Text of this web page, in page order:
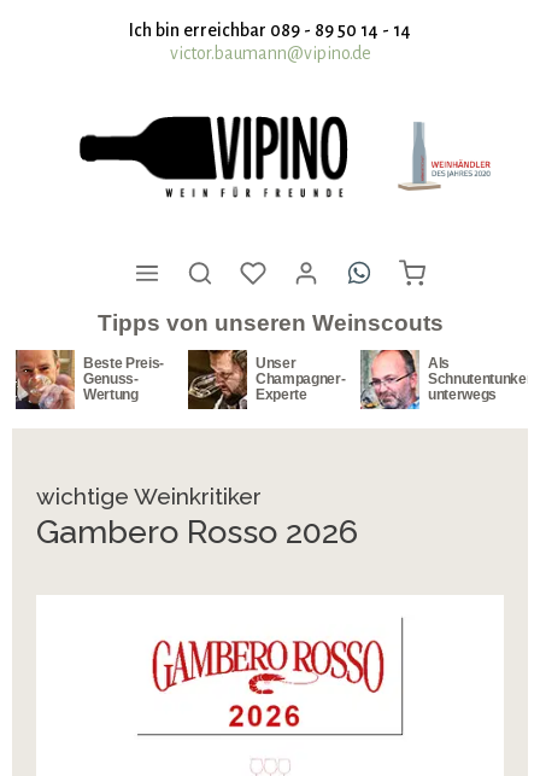
springenIch bin erreichbar 089 - 89 50 14 - 14
victor.baumann@vipino.de
Tipps von unseren Weinscouts
Unser
Champagner-
Experte
Als
Schnutentunker
unterwegs
Unser
Südafrika-
Spezialist
wichtige Weinkritiker
Gambero Rosso 2026